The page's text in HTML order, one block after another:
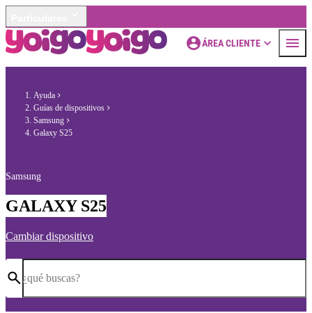
ÁREA CLIENTE
Ayuda
Guías de dispositivos
Samsung
Galaxy S25
Samsung
GALAXY S25
Cambiar dispositivo
¿qué buscas?